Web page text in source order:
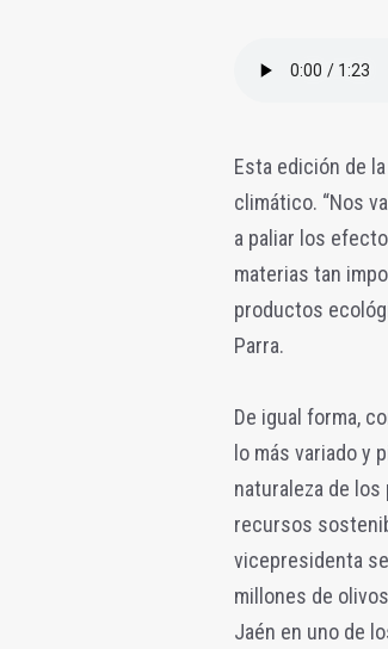
Esta edición de
climático. “Nos
a paliar los
materias tan
productos
Parra.
De igual forma,
lo más variado y
naturaleza de
recursos
vicepresidenta
millones de
Jaén en uno de